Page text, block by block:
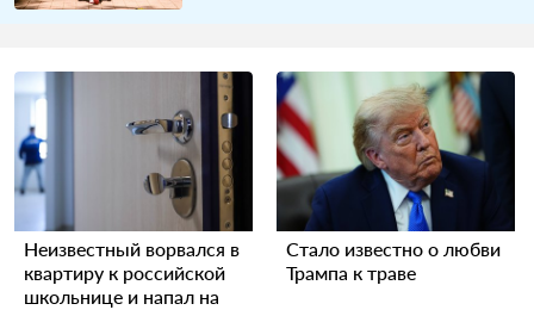
Неизвестный ворвался в
квартиру к российской
школьнице и напал на
Стало известно о любви
Трампа к траве